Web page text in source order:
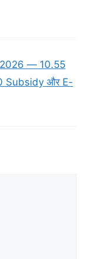
2026 — 10.55
Subsidy और E-